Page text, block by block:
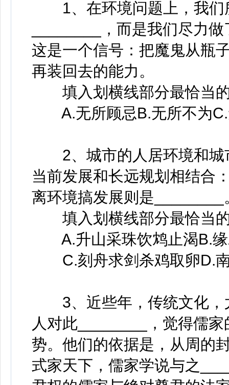
1、在环境问题上，我们
________，而是我们尽力
这是一个信号：把魔鬼从瓶
再装回去的能力。
填入划横线部分最恰当
A.无所顾忌B.无所不为C.
2、城市的人居环境和城
当前发展和长远规划相结合
离环境搞发展则是________
填入划横线部分最恰当
A.升山采珠饮鸩止渴B.缘
C.刻舟求剑杀鸡取卵D.南
3、近些年，传统文化，
人对此________，觉得儒
势。他们的依据是，从周的
式家天下，儒家学说与之